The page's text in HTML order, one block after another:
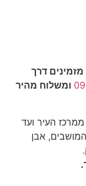
מזמינים דרך
ומשלוח מהיר
העיר ועד
אבן